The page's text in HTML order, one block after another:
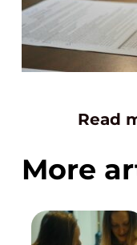
Read
More